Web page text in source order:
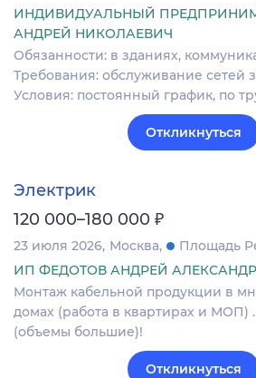
ИНДИВИДУАЛЬНЫЙ
АНДРЕЙ НИКОЛАЕВИЧ
Обязанности: в зданиях,
Требования: обслуживание сетей
Условия: постоянный график, по
Откликнуться
Электрик
120 000–180 000 ₽
23 июля 2026 Москва
Площадь
ИП ФЕДОТОВ АНДРЕЙ
Монтаж кабельной продукции в
домах (работа в квартирах и МОП)
(объемы большие)!
Откликнуться